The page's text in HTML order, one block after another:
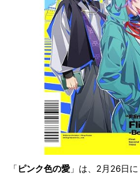
「ピンク色の愛 」は、2月26日